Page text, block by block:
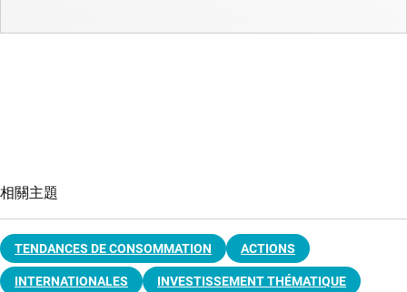
相關主題
TENDANCES DE CONSOMMATION ACTIONS
INTERNATIONALES INVESTISSEMENT THÉMATIQUE